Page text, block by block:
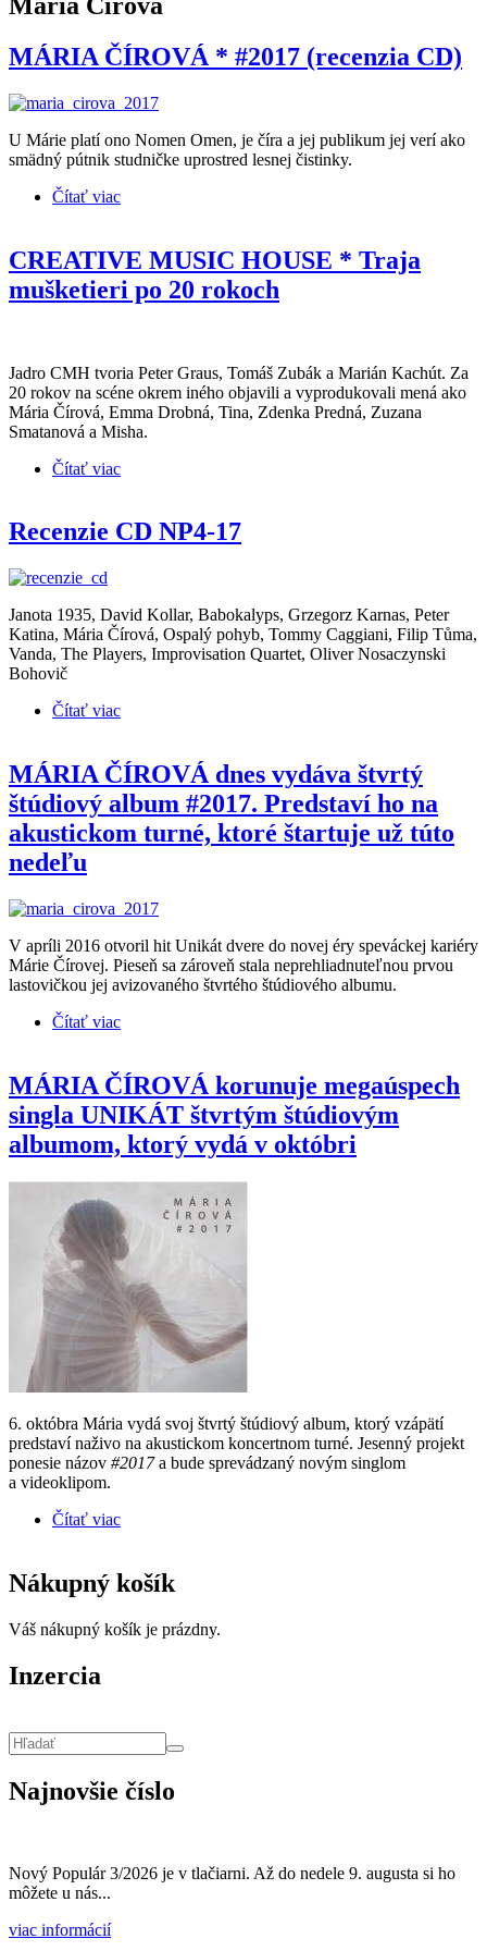
MÁRIA ČÍROVÁ * #2017 (recenzia CD)
U Márie platí ono Nomen Omen, je číra a jej publikum jej verí ako
smädný pútnik studničke uprostred lesnej čistinky.
Čítať viac
CREATIVE MUSIC HOUSE * Traja
mušketieri po 20 rokoch
Jadro CMH tvoria Peter Graus, Tomáš Zubák a Marián Kachút. Za
20 rokov na scéne okrem iného objavili a vyprodukovali mená ako
Mária Čírová, Emma Drobná, Tina, Zdenka Predná, Zuzana
Smatanová a Misha.
Čítať viac
Recenzie CD NP4-17
Janota 1935, David Kollar, Babokalyps, Grzegorz Karnas, Peter
Katina, Mária Čírová, Ospalý pohyb, Tommy Caggiani, Filip Tůma,
Vanda, The Players, Improvisation Quartet, Oliver Nosaczynski
Bohovič
Čítať viac
MÁRIA ČÍROVÁ dnes vydáva štvrtý
štúdiový album #2017. Predstaví ho na
akustickom turné, ktoré štartuje už túto
nedeľu
V apríli 2016 otvoril hit Unikát dvere do novej éry speváckej kariéry
Márie Čírovej. Pieseň sa zároveň stala neprehliadnuteľnou prvou
lastovičkou jej avizovaného štvrtého štúdiového albumu.
Čítať viac
MÁRIA ČÍROVÁ korunuje megaúspech
singla UNIKÁT štvrtým štúdiovým
albumom, ktorý vydá v októbri
6. októbra Mária vydá svoj štvrtý štúdiový album, ktorý vzápätí
predstaví naživo na akustickom koncertnom turné. Jesenný projekt
ponesie názov #2017a bude sprevádzaný novým singlom
a videoklipom.
Čítať viac
Nákupný košík
Váš nákupný košík je prázdny.
Inzercia
Najnovšie číslo
Nový Populár 3/2026 je v tlačiarni. Až do nedele 9. augusta si ho
môžete u nás...
viac informácií